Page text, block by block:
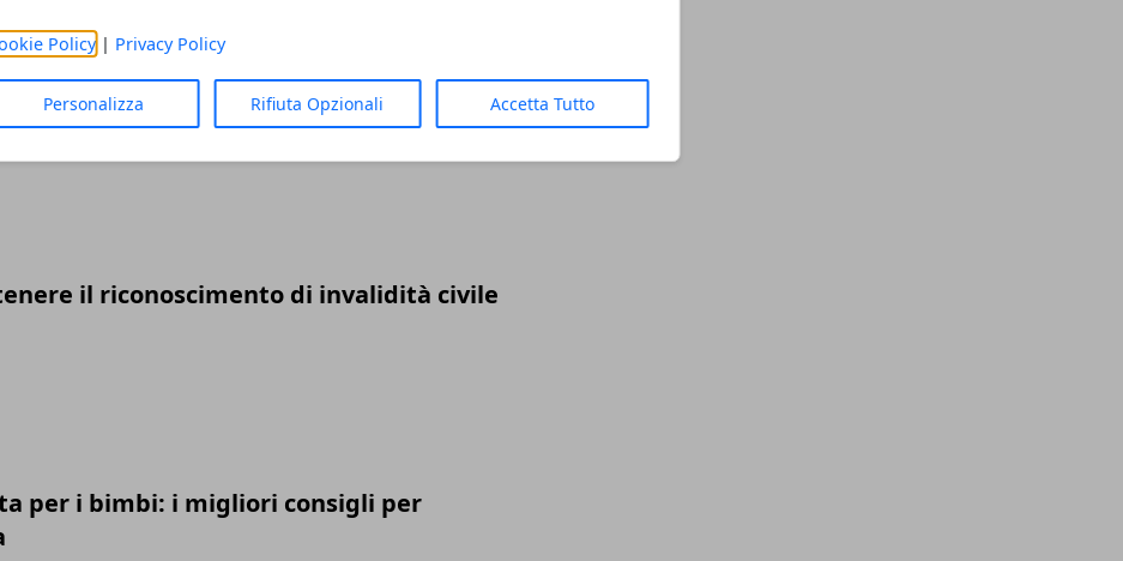
Policy| Privacy Policy
Personalizza Rifiuta Opzionali Accetta Tutto
principi e vantaggi dell'economia
il riconoscimento di invalidità civile
per i bimbi: i migliori consigli per